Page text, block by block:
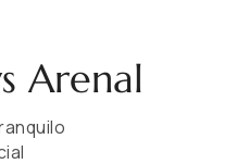
Arenal